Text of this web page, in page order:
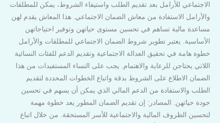
الاجتماعي للأرامل بعد تقديم الطلب واستيفاء الشروط، يمكن للمطلقات
والأرامل الاستفادة من معاش الضمان الاجتماعي. هذا المعاش يقدم لهن
مساعدة مالية تساهم في تحسين مستوى حياتهن وتوفير احتياجاتهن
الأساسية. يعتبر تطوير شروط الضمان الاجتماعي للمطلقات والأرامل
خطوة هامة في تحقيق العدالة الاجتماعية وتقديم الدعم للفئات النسائية
اللاتي يحتاجن للرعاية والاهتمام. يجب على النساء المستفيدات من هذا
الضمان الاطلاع على الشروط بدقة واتباع الخطوات المحددة لتقديم
الطلب والاستفادة من الدعم المالي الذي يمكن أن يسهم في تحسين
جودة حياتهن. المصادر: إن تقديم الضمان المطور يعد خطوة مهمة
لتحسين الظروف المالية والاجتماعية للأسر المستحقة. من خلال اتباع